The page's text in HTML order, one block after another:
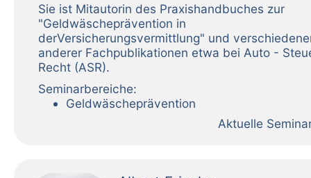
Sie ist Mitautorin des Praxishandbuches zur
"Geldwäscheprävention in
derVersicherungsvermittlung" und
anderer Fachpublikationen etwa bei Auto -
Recht (ASR).
Seminarbereiche:
Geldwäscheprävention
Aktuelle